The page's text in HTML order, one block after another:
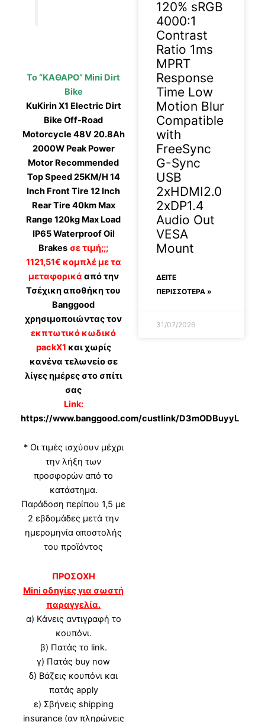
Το “ΚΑΘΑΡΟ” Mini Dirt
Bike
KuKirin X1 Electric Dirt
Bike Off-Road
Motorcycle 48V 20.8Ah
2000W Peak Power
Motor Recommended
Top Speed 25KM/H 14
Inch Front Tire 12 Inch
Rear Tire 40km Max
Range 120kg Max Load
IP65 Waterproof Oil
Brakes σε τιμή;;;
1121,51€ κομπλέ με τα
μεταφορικά από την
Τσέχικη αποθήκη του
Banggood
χρησιμοποιώντας τον
εκπτωτικό κωδικό
packX1 και χωρίς
κανένα τελωνείο σε
λίγες ημέρες στο σπίτι
σας
Link:
https://www.banggood.com/custlink/D3mODBuyyL
* Οι τιμές ισχύουν μέχρι
την λήξη των
προσφορών από το
κατάστημα.
Παράδοση περίπου 1,5 με
2 εβδομάδες μετά την
ημερομηνία αποστολής
του προϊόντος
ΠΡΟΣΟΧΗ
Mini οδηγίες για σωστή
παραγγελία.
α) Κάνεις αντιγραφή το
κουπόνι.
β) Πατάς το link.
γ) Πατάς buy now
δ) Βάζεις κουπόνι και
πατάς apply
ε) Σβήνεις shipping
insurance (αν πληρώνεις
120% sRGB
4000:1
Contrast
Ratio 1ms
MPRT
Response
Time Low
Motion Blur
Compatible
with
FreeSync
G-Sync
USB
2xHDMI2.0
2xDP1.4
Audio Out
VESA
Mount
ΔΕΊΤΕ
ΠΕΡΙΣΣΟΤΕΡΑ »
31/07/2026